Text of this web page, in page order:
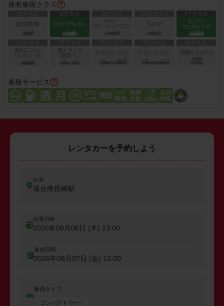
保有車両クラス
各種サービス
レンタカーを予約しよう
出発
落合南長崎駅
出発日時
2026年08月06日 (木) 13:00
返却日時
2026年08月07日 (金) 13:00
車両タイプ
コンパクトカー